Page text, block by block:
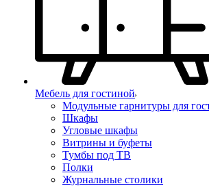
Мебель для гостиной
Модульные гарнитуры для
Шкафы
Угловые шкафы
Витрины и буфеты
Тумбы под ТВ
Полки
Журнальные столики